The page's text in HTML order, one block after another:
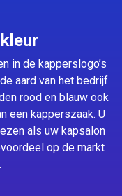
in de kapperslogo’s
aard van het bedrijf
rood en blauw ook
een kapperszaak. U
als uw kapsalon
op de markt